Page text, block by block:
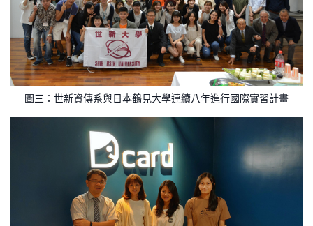
圖三：世新資傳系與日本鶴見大學連續八年進行國際實習計畫